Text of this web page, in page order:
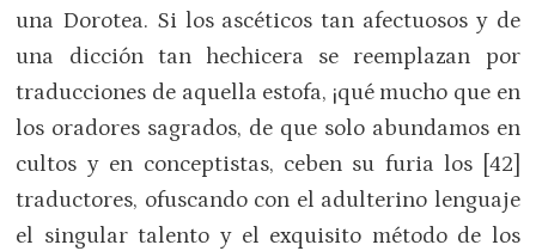
una Dorotea. Si los ascéticos tan afectuosos y de
una dicción tan hechicera se reemplazan por
traducciones de aquella estofa, ¡qué mucho que en
los oradores sagrados, de que solo abundamos en
cultos y en conceptistas, ceben su furia los [42]
traductores, ofuscando con el adulterino lenguaje
el singular talento y el exquisito método de los